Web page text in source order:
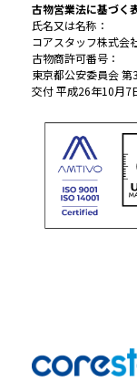
古物営業法に基づく
氏名又は名称：
コアスタッフ株式会
古物商許可番号：
東京都公安委員会
交付 平成26年10月7